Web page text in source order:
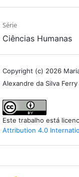
Série
Ciências Humanas
Copyright (c) 2026
Alexandre da Silva Ferry
Este trabalho está
Attribution 4.0